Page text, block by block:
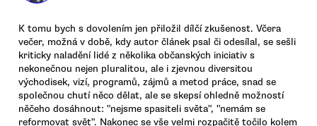
K tomu bych s dovolením jen přiložil dílčí zkušenost. Včera
večer, možná v době, kdy autor článek psal či odesílal, se sešli
kriticky naladění lidé z několika občanských iniciativ s
nekonečnou nejen pluralitou, ale i zjevnou diversitou
východisek, vizí, programů, zájmů a metod práce, snad se
společnou chutí něco dělat, ale se skepsí ohledně možností
něčeho dosáhnout: "nejsme spasiteli světa", "nemám se
reformovat svět". Nakonec se vše velmi rozpačitě točilo kolem